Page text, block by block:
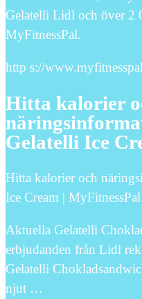
Gelatelli Lidl och över 2
MyFitnessPal.
http s://
Hitta kalorier
Gelatelli Ice
Hitta kalorier och
Ice Cream | MyFitnessPal
Aktuella Gelatelli
erbjudanden från Lidl
Gelatelli
njut …